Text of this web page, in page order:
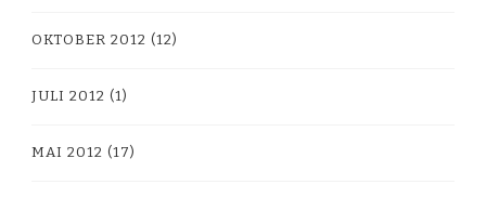
OKTOBER 2012 (12)
JULI 2012 (1)
MAI 2012 (17)